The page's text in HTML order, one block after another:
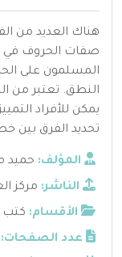
هناك العديد من
صفات الحروف في
المسلمون على
النطق. تعتبر من
يمكن للأفراد
تحديد الفرق بين
المؤلف: حميد
الناشر: مركز
الأقسام: كتب
عدد الصفحات: